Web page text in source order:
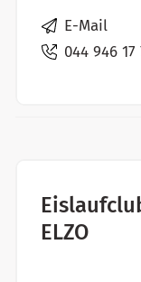
E-Mail
044 946 17
ELZO